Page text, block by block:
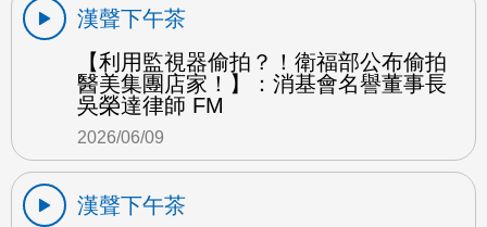
漢聲下午茶
【利用監視器偷拍？！衛福部公布偷拍
醫美集團店家！】：消基會名譽董事長
吳榮達律師 FM
2026/06/09
漢聲下午茶